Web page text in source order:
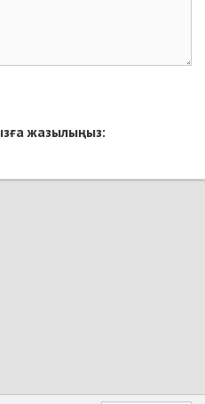
жазылыңыз: